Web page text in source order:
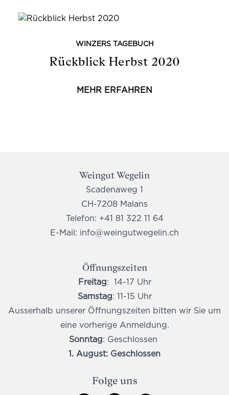
WINZERS TAGEBUCH
Rückblick Herbst 2020
MEHR ERFAHREN
Weingut Wegelin
Scadenaweg 1
CH-7208 Malans
Telefon: +41 81 322 11 64
E-Mail: info@weingutwegelin.ch
Öffnungszeiten
Freitag: 14-17 Uhr
Samstag: 11-15 Uhr
Ausserhalb unserer Öffnungszeiten bitten wir Sie um
eine vorherige Anmeldung.
Sonntag: Geschlossen
1. August: Geschlossen
Folge uns